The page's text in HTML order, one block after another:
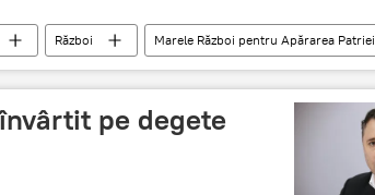
Război Marele Război pentru Apărarea Patriei
pe degete